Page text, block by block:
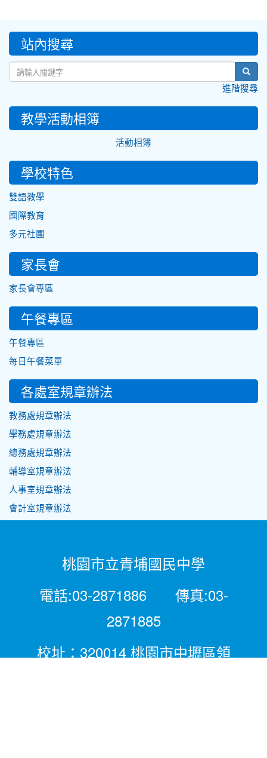
::: 站內搜尋
進階搜尋
教學活動相簿
活動相簿
學校特色
雙語教學
國際教育
多元社團
家長會
家長會專區
午餐專區
午餐專區
每日午餐菜單
各處室規章辦法
教務處規章辦法
學務處規章辦法
總務處規章辦法
輔導室規章辦法
人事室規章辦法
會計室規章辦法
桃園市立青埔國民中學
電話:03-2871886 傳真:03-
2871885
校址：320014 桃園市中壢區領